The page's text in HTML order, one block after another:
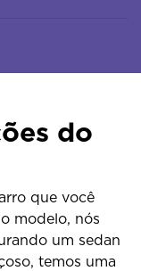
do
que você
modelo, nós
um sedan
temos uma